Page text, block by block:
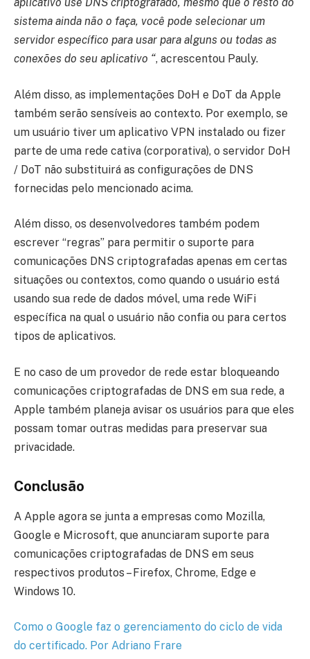
sistema ainda não o faça, você pode selecionar um
servidor específico para usar para alguns ou todas as
conexões do seu aplicativo “, acrescentou Pauly.
Além disso, as implementações DoH e DoT da Apple
também serão sensíveis ao contexto. Por exemplo, se
um usuário tiver um aplicativo VPN instalado ou fizer
parte de uma rede cativa (corporativa), o servidor DoH
/ DoT não substituirá as configurações de DNS
fornecidas pelo mencionado acima.
Além disso, os desenvolvedores também podem
escrever “regras” para permitir o suporte para
comunicações DNS criptografadas apenas em certas
situações ou contextos, como quando o usuário está
usando sua rede de dados móvel, uma rede WiFi
específica na qual o usuário não confia ou para certos
tipos de aplicativos.
E no caso de um provedor de rede estar bloqueando
comunicações criptografadas de DNS em sua rede, a
Apple também planeja avisar os usuários para que eles
possam tomar outras medidas para preservar sua
privacidade.
Conclusão
A Apple agora se junta a empresas como Mozilla,
Google e Microsoft, que anunciaram suporte para
comunicações criptografadas de DNS em seus
respectivos produtos – Firefox, Chrome, Edge e
Windows 10.
Como o Google faz o gerenciamento do ciclo de vida
do certificado. Por Adriano Frare